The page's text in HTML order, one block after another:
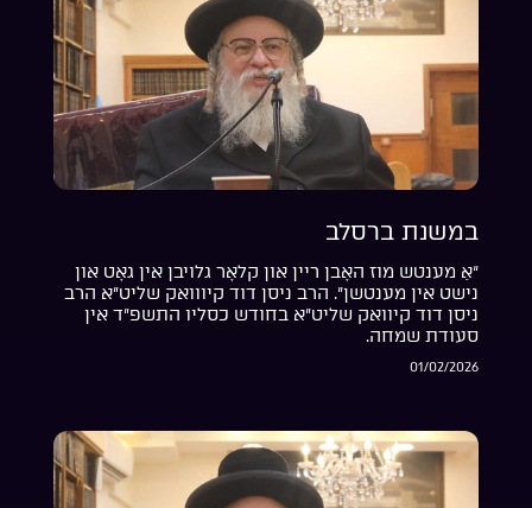
במשנת ברסלב
“אַ מענטש מוז האָבן ריין און קלאָר גלויבן אין גאָט און
נישט אין מענטשן”. הרב ניסן דוד קיווואק שליט”א הרב
ניסן דוד קיוואק שליט”א בחודש כסליו התשפ”ד אין
סעודת שמחה.
01/02/2026